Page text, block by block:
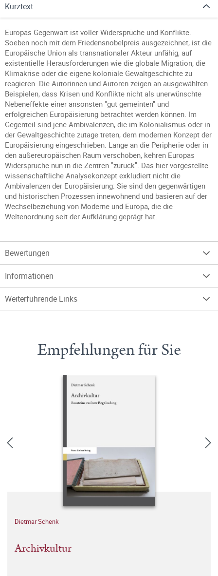
Kurztext
Europas Gegenwart ist voller Widersprüche und Konflikte.
Soeben noch mit dem Friedensnobelpreis ausgezeichnet, ist die
Europäische Union als transnationaler Akteur unfähig, auf
existentielle Herausforderungen wie die globale Migration, die
Klimakrise oder die eigene koloniale Gewaltgeschichte zu
reagieren. Die Autorinnen und Autoren zeigen an ausgewählten
Beispielen, dass Krisen und Konflikte nicht als unerwünschte
Nebeneffekte einer ansonsten "gut gemeinten" und
erfolgreichen Europäisierung betrachtet werden können. Im
Gegenteil sind jene Ambivalenzen, die im Kolonialismus oder in
der Gewaltgeschichte zutage treten, dem modernen Konzept der
Europäisierung eingeschrieben. Lange an die Peripherie oder in
den außereuropäischen Raum verschoben, kehren Europas
Widersprüche nun in die Zentren "zurück". Das hier vorgestellte
wissenschaftliche Analysekonzept exkludiert nicht die
Ambivalenzen der Europäisierung: Sie sind den gegenwärtigen
und historischen Prozessen innewohnend und basieren auf der
Wechselbeziehung von Moderne und Europa, die die
Weltenordnung seit der Aufklärung geprägt hat.
Bewertungen
Informationen
Weiterführende Links
Empfehlungen für Sie
Dietmar Schenk
Archivkultur